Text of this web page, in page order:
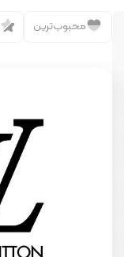
محبوب‌ترین